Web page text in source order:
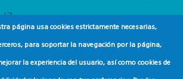
47
página usa cookies estrictamente necesarias,
para soportar la navegación por la página,
la experiencia del usuario, así como cookies de